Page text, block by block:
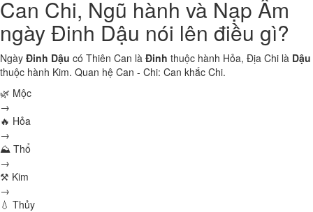
Can Chi, Ngũ hành và Nạp Âm
ngày Đinh Dậu nói lên điều gì?
Ngày Đinh Dậu có Thiên Can là Đinh thuộc hành Hỏa, Địa Chi là Dậu
thuộc hành Kim. Quan hệ Can - Chi: Can khắc Chi.
🌿 Mộc
→
🔥 Hỏa
→
⛰ Thổ
→
⚒ Kim
→
💧 Thủy